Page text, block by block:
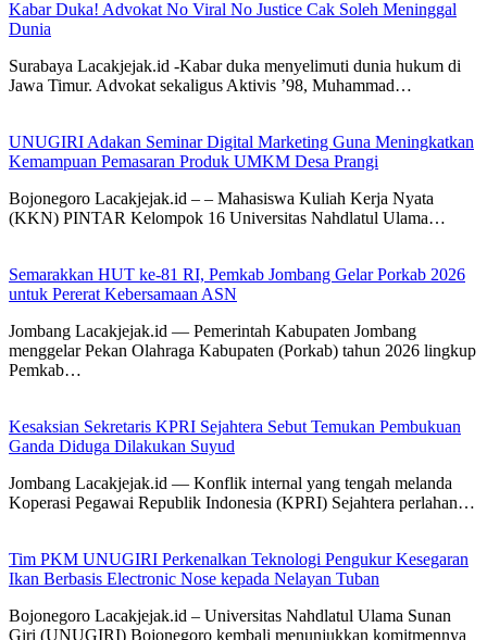
Kabar Duka! Advokat No Viral No Justice Cak Soleh Meninggal
Dunia
Surabaya Lacakjejak.id -Kabar duka menyelimuti dunia hukum di
Jawa Timur. Advokat sekaligus Aktivis ’98, Muhammad…
UNUGIRI Adakan Seminar Digital Marketing Guna Meningkatkan
Kemampuan Pemasaran Produk UMKM Desa Prangi
Bojonegoro Lacakjejak.id – – Mahasiswa Kuliah Kerja Nyata
(KKN) PINTAR Kelompok 16 Universitas Nahdlatul Ulama…
Semarakkan HUT ke-81 RI, Pemkab Jombang Gelar Porkab 2026
untuk Pererat Kebersamaan ASN
Jombang Lacakjejak.id — Pemerintah Kabupaten Jombang
menggelar Pekan Olahraga Kabupaten (Porkab) tahun 2026 lingkup
Pemkab…
Kesaksian Sekretaris KPRI Sejahtera Sebut Temukan Pembukuan
Ganda Diduga Dilakukan Suyud
Jombang Lacakjejak.id — Konflik internal yang tengah melanda
Koperasi Pegawai Republik Indonesia (KPRI) Sejahtera perlahan…
Tim PKM UNUGIRI Perkenalkan Teknologi Pengukur Kesegaran
Ikan Berbasis Electronic Nose kepada Nelayan Tuban
Bojonegoro Lacakjejak.id – Universitas Nahdlatul Ulama Sunan
Giri (UNUGIRI) Bojonegoro kembali menunjukkan komitmennya